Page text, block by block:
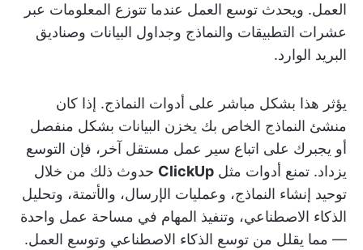
العمل. ويحدث توسع العمل عندما تتوزع المعلومات عبر
عشرات التطبيقات والنماذج وجداول البيانات وصناديق
البريد الوارد.
يؤثر هذا بشكل مباشر على أدوات النماذج. إذا كان
منشئ النماذج الخاص بك يخزن البيانات بشكل منفصل
أو يجبرك على اتباع سير عمل مستقل آخر، فإن التوسع
يزداد. تمنع أدوات مثل ClickUp حدوث ذلك من خلال
توحيد إنشاء النماذج، وعمليات الإرسال، والأتمتة، وتحليل
الذكاء الاصطناعي، وتنفيذ المهام في مساحة عمل واحدة
— مما يقلل من توسع الذكاء الاصطناعي وتوسع العمل.